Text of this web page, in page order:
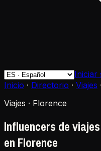
Iniciar
Inicio · Directorio · Viajes ·
Viajes · Florence
Influencers de viajes
en Florence